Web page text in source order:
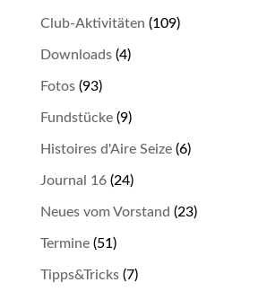
Club-Aktivitäten (109)
Downloads(4)
Fotos(93)
Fundstücke(9)
Histoires d'Aire Seize(6)
Journal 16(24)
Neues vom Vorstand (23)
Termine(51)
Tipps&Tricks(7)